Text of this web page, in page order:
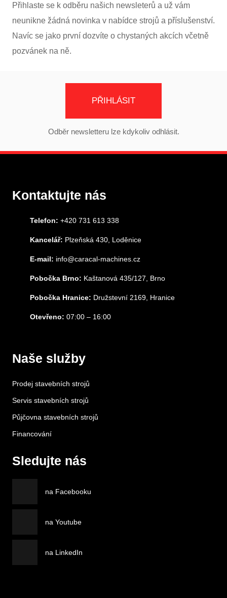
Přihlaste se k odběru našich newsleterů a už vám
neunikne žádná novinka v nabídce strojů a příslušenství.
Navíc se jako první dozvíte o chystaných akcích včetně
pozvánek na ně.
PŘIHLÁSIT
Odběr newsletteru lze kdykoliv odhlásit.
Kontaktujte nás
Telefon: +420 731 613 338
Kancelář: Plzeňská 430, Loděnice
E-mail: info@caracal-machines.cz
Pobočka Brno: Kaštanová 435/127, Brno
Pobočka Hranice: Družstevní 2169, Hranice
Otevřeno: 07:00 – 16:00
Naše služby
Prodej stavebních strojů
Servis stavebních strojů
Půjčovna stavebních strojů
Financování
Sledujte nás
na Facebooku
na Youtube
na LinkedIn